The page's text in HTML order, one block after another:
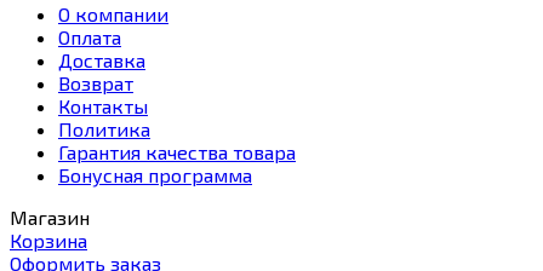
О компании
Оплата
Доставка
Возврат
Контакты
Политика
Гарантия качества товара
Бонусная программа
Магазин
Корзина
Оформить заказ